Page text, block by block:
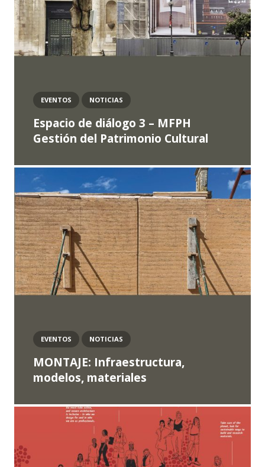
Espacio de diálogo 3 – MFPH
Gestión del Patrimonio Cultural
EVENTOS NOTICIAS
MONTAJE: Infraestructura,
modelos, materiales
EVENTOS NOTICIAS